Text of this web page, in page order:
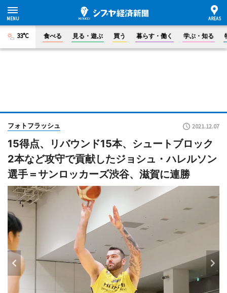
33°C 食べる 見る・遊ぶ 買う 暮らす・働く 学ぶ・知る
フォトフラッシュ 2021.12.07
15得点、リバウンド15本、シュートブロック
2本など攻守で貢献したジョシュ・ハレルソン
選手＝サンロッカーズ渋谷、滋賀に連勝